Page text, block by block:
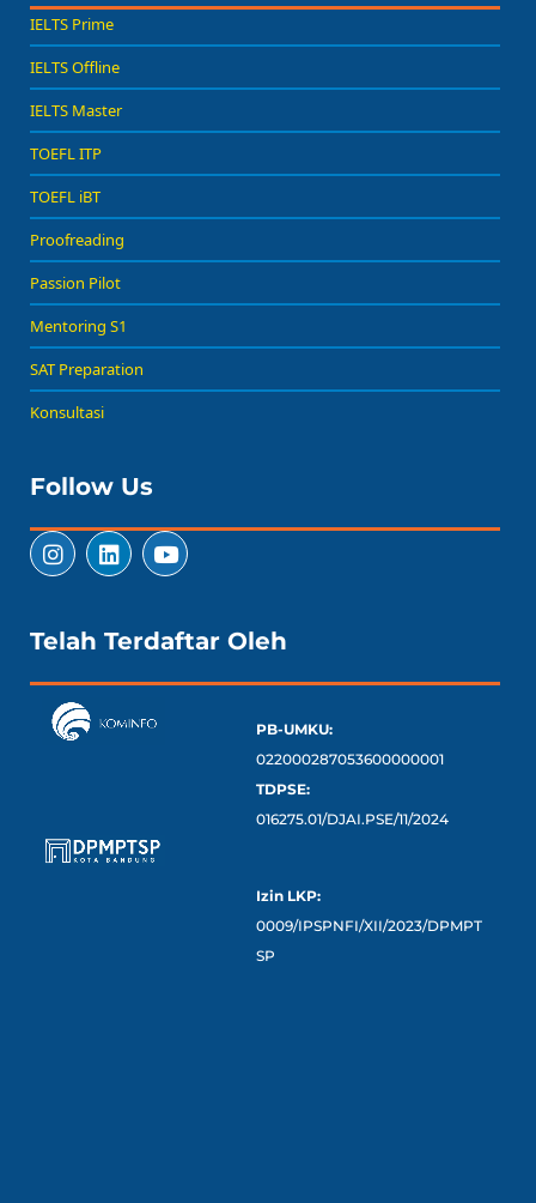
IELTS Prime
IELTS Offline
IELTS Master
TOEFL ITP
TOEFL iBT
Proofreading
Passion Pilot
Mentoring S1
SAT Preparation
Konsultasi
Follow Us
Telah Terdaftar Oleh
PB-UMKU:
022000287053600000001
TDPSE:
016275.01/DJAI.PSE/11/2024
Izin LKP:
0009/IPSPNFI/XII/2023/DPMPT
SP